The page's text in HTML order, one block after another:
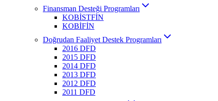
Finansman Desteği Programları
KOBİSTFİN
KOBİFİN
Doğrudan Faaliyet Destek Programları
2016 DFD
2015 DFD
2014 DFD
2013 DFD
2012 DFD
2011 DFD